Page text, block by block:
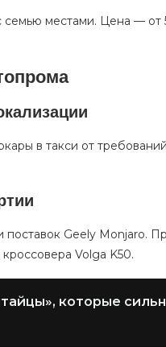
местами. Цена —
в такси от
Geely Monjaro.
Volga K50.
которые